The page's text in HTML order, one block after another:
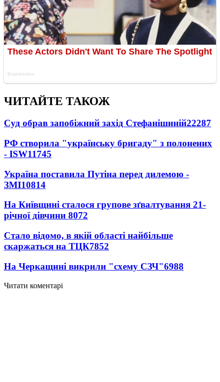
ЧИТАЙТЕ ТАКОЖ
Суд обрав запобіжний захід Стефанішиній22287
РФ створила "українську бригаду" з полонених
- ISW11745
Україна поставила Путіна перед дилемою -
ЗМІ10814
На Київщині сталося групове зґвалтування 21-
річної дівчини 8072
Стало відомо, в якій області найбільше
скаржаться на ТЦК7852
На Черкащині викрили "схему СЗЧ"6988
Читати коментарі